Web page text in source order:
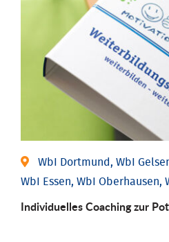
WbI Dortmund, WbI
WbI Essen, WbI Oberhausen,
Individuelles Coaching zur